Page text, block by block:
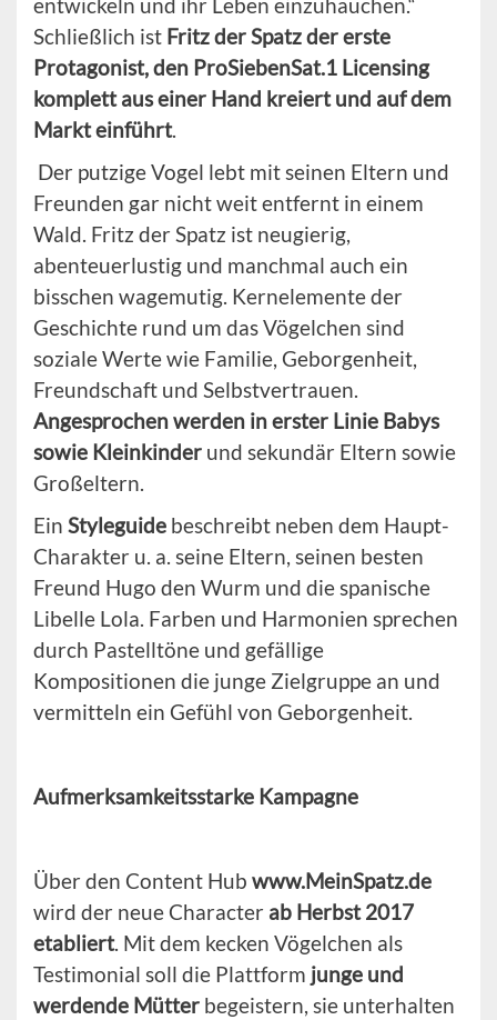
entwickeln und ihr Leben einzuhauchen.“
Schließlich ist Fritz der Spatz der erste
Protagonist, den ProSiebenSat.1 Licensing
komplett aus einer Hand kreiert und auf dem
Markt einführt.
Der putzige Vogel lebt mit seinen Eltern und
Freunden gar nicht weit entfernt in einem
Wald. Fritz der Spatz ist neugierig,
abenteuerlustig und manchmal auch ein
bisschen wagemutig. Kernelemente der
Geschichte rund um das Vögelchen sind
soziale Werte wie Familie, Geborgenheit,
Freundschaft und Selbstvertrauen.
Angesprochen werden in erster Linie Babys
sowie Kleinkinder und sekundär Eltern sowie
Großeltern.
Ein Styleguide beschreibt neben dem Haupt-
Charakter u. a. seine Eltern, seinen besten
Freund Hugo den Wurm und die spanische
Libelle Lola. Farben und Harmonien sprechen
durch Pastelltöne und gefällige
Kompositionen die junge Zielgruppe an und
vermitteln ein Gefühl von Geborgenheit.
Aufmerksamkeitsstarke Kampagne
Über den Content Hub www.MeinSpatz.de
wird der neue Character ab Herbst 2017
etabliert. Mit dem kecken Vögelchen als
Testimonial soll die Plattform junge und
werdende Mütter begeistern, sie unterhalten